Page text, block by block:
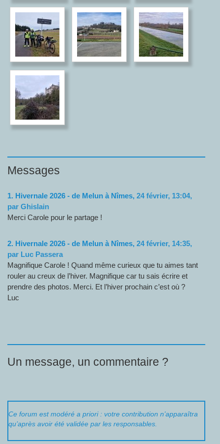
Messages
1. Hivernale 2026 - de Melun à Nîmes,24 février, 13:04,
parGhislain
Merci Carole pour le partage !
2. Hivernale 2026 - de Melun à Nîmes,24 février, 14:35,
par Luc Passera
Magnifique Carole ! Quand même curieux que tu aimes tant
rouler au creux de l’hiver. Magnifique car tu sais écrire et
prendre des photos. Merci. Et l’hiver prochain c’est où ?
Luc
Un message, un commentaire ?
Ce forum est modéré a priori : votre contribution n’apparaîtra
qu’après avoir été validée par les responsables.